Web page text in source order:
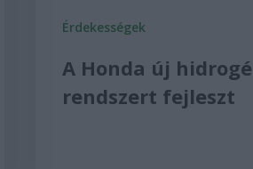
Érdekességek
A Honda új
rendszert fejleszt